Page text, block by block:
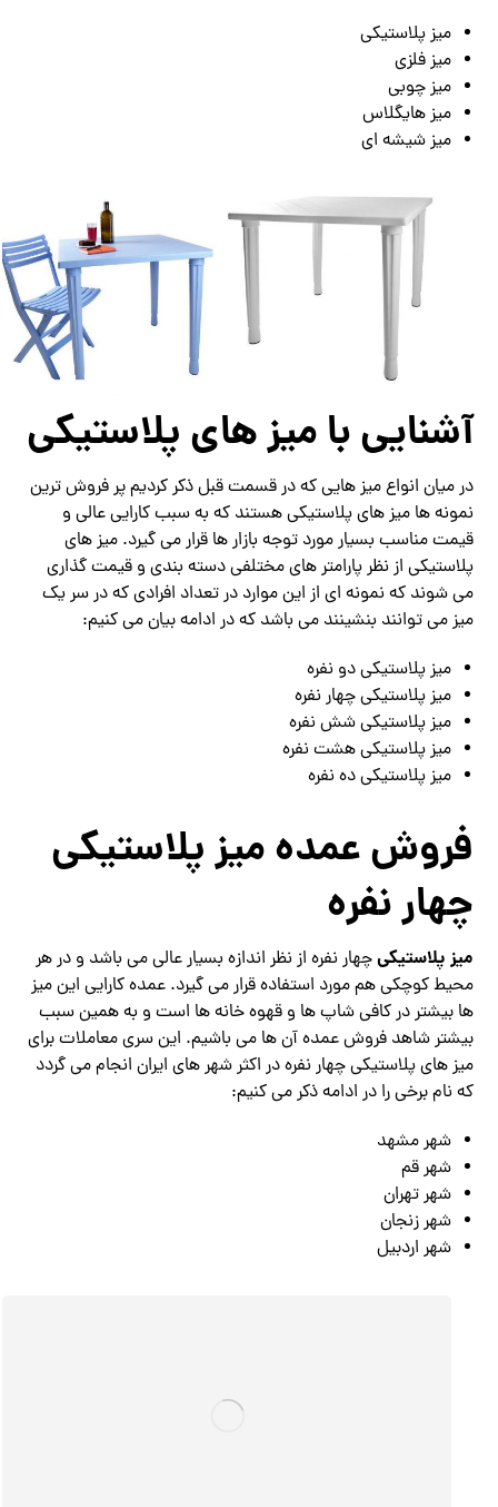
میز پلاستیکی
میز فلزی
میز چوبی
میز هایگلاس
میز شیشه ای
آشنایی با میز های پلاستیکی
در میان انواع میز هایی که در قسمت قبل ذکر کردیم پر فروش ترین
نمونه ها میز های پلاستیکی هستند که به سبب کارایی عالی و
قیمت مناسب بسیار مورد توجه بازار ها قرار می گیرد. میز های
پلاستیکی از نظر پارامتر های مختلفی دسته بندی و قیمت گذاری
می شوند که نمونه ای از این موارد در تعداد افرادی که در سر یک
میز می توانند بنشینند می باشد که در ادامه بیان می کنیم:
میز پلاستیکی دو نفره
میز پلاستیکی چهار نفره
میز پلاستیکی شش نفره
میز پلاستیکی هشت نفره
میز پلاستیکی ده نفره
فروش عمده میز پلاستیکی
چهار نفره
میز پلاستیکیچهار نفره از نظر اندازه بسیار عالی می باشد و در هر
محیط کوچکی هم مورد استفاده قرار می گیرد. عمده کارایی این میز
ها بیشتر در کافی شاپ ها و قهوه خانه ها است و به همین سبب
بیشتر شاهد فروش عمده آن ها می باشیم. این سری معاملات برای
میز های پلاستیکی چهار نفره در اکثر شهر های ایران انجام می گردد
که نام برخی را در ادامه ذکر می کنیم:
شهر مشهد
شهر قم
شهر تهران
شهر زنجان
شهر اردبیل